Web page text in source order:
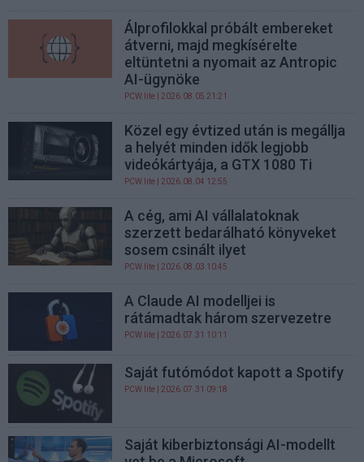
Álprofilokkal próbált embereket
átverni, majd megkísérelte
eltüntetni a nyomait az Antropic
AI-ügynöke
PCW.lite | 2026.08.05 21:21
Közel egy évtized után is megállja
a helyét minden idők legjobb
videókártyája, a GTX 1080 Ti
PCW.lite | 2026.08.04 12:55
A cég, ami AI vállalatoknak
szerzett bedarálható könyveket
sosem csinált ilyet
PCW.lite | 2026.08.03 10:45
A Claude AI modelljei is
rátámadtak három szervezetre
PCW.lite | 2026.07.31 10:11
Saját futómódot kapott a Spotify
PCW.lite | 2026.07.31 09:18
Saját kiberbiztonsági AI-modellt